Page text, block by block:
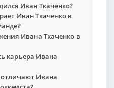
Иван Ткаченко?
Иван Ткаченко в
Ивана Ткаченко в
карьера Ивана
Ивана